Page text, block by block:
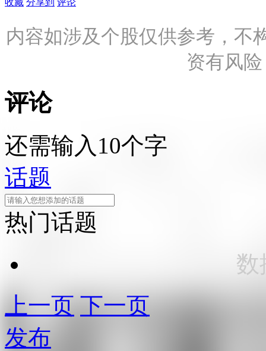
收藏 分享到 评论
内容如涉及个股仅供参考，不
资有风
评论
还需输入10个字
话题
热门话题
数
上一页 下一页
发布